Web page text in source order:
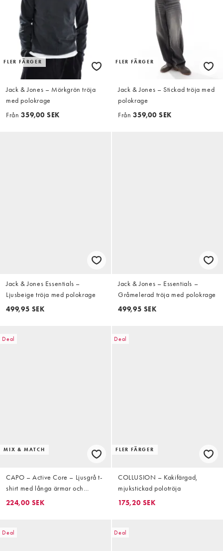
FLER FÄRGER
Jack & Jones – Mörkgrön tröja
med polokrage
Från 359,00 SEK
FLER FÄRGER
Jack & Jones – Stickad tröja med
polokrage
Från 359,00 SEK
Jack & Jones Essentials –
Ljusbeige tröja med polokrage
499,95 SEK
Jack & Jones – Essentials –
Gråmelerad tröja med polokrage
499,95 SEK
Deal
MIX & MATCH
CAPO – Active Core – Ljusgrå t-
shirt med långa ärmar och
kvartslång dragkedja
224,00 SEK
Deal
FLER FÄRGER
COLLUSION – Kakifärgad,
mjukstickad polotröja
175,20 SEK
Deal Deal